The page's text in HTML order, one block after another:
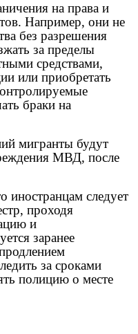
на права и
Например, они не
без разрешения
за пределы
средствами,
или приобретать
браки на
мигранты будут
МВД, после
следует
проходя
и
заранее
за сроками
полицию о месте